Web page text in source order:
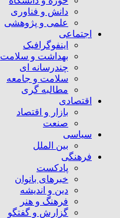
دانش و فناوری
علمی و پژوهشی
اجتماعی
اینفوگرافیک
بهداشت و سلامت
چندرسانه ای
سلامت و جامعه
مطالبه گری
اقتصادی
بازار و اقتصاد
صنعت
سیاسی
بین الملل
فرهنگی
پادکست
خبرهای بانوان
دین و اندیشه
فرهنگ و هنر
گزارش و گفتگو